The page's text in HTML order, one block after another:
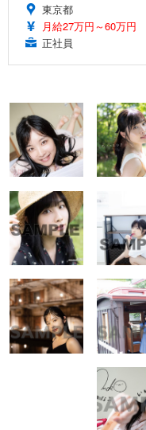
東京都
月給27万円～60万円
正社員